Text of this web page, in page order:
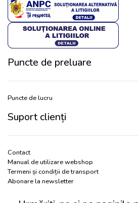
Puncte de preluare
Puncte de lucru
Suport clienți
Contact
Manual de utilizare webshop
Termeni și condiții de transport
Abonare la newsletter